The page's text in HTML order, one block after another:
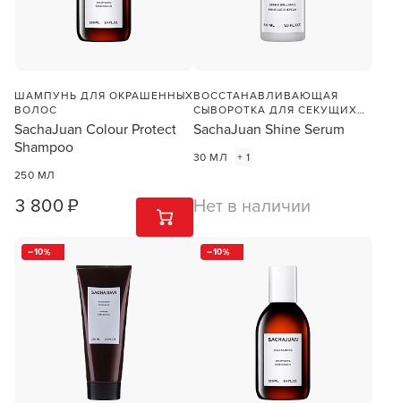
ШАМПУНЬ ДЛЯ ОКРАШЕННЫХ
ВОЛОС
SachaJuan Colour Protect
Shampoo
250 МЛ
3 800 ₽ 1 ШТ
ВОССТАНАВЛИВАЮЩАЯ
СЫВОРОТКА ДЛЯ СЕКУЩИХСЯ
ВОЛОС
SachaJuan Shine Serum
30 МЛ + 1
Нет в наличии
10 10